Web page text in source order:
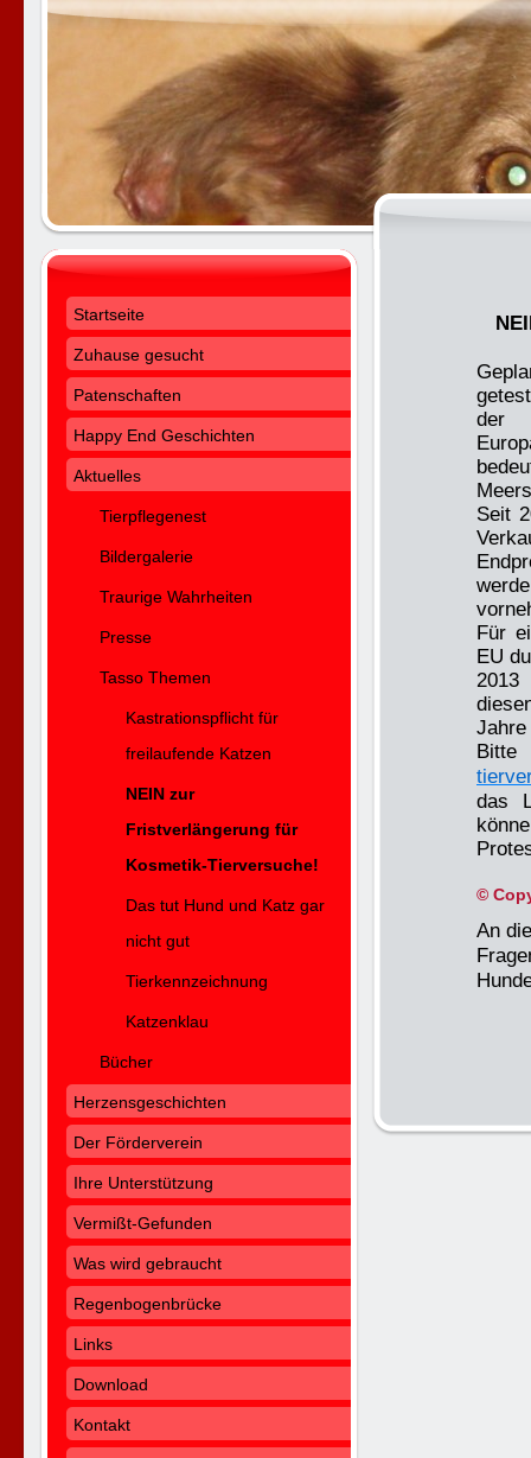
der
Seit
Für
EU
Jahre
das
©
An
Startseite
Zuhause gesucht
Patenschaften
Happy End Geschichten
Aktuelles
Tierpflegenest
Bildergalerie
Traurige Wahrheiten
Presse
Tasso Themen
Kastrationspflicht für
freilaufende Katzen
NEIN zur
Fristverlängerung für
Kosmetik-Tierversuche!
Das tut Hund und Katz gar
nicht gut
Tierkennzeichnung
Katzenklau
Bücher
Herzensgeschichten
Der Förderverein
Ihre Unterstützung
Vermißt-Gefunden
Was wird gebraucht
Regenbogenbrücke
Links
Download
Kontakt